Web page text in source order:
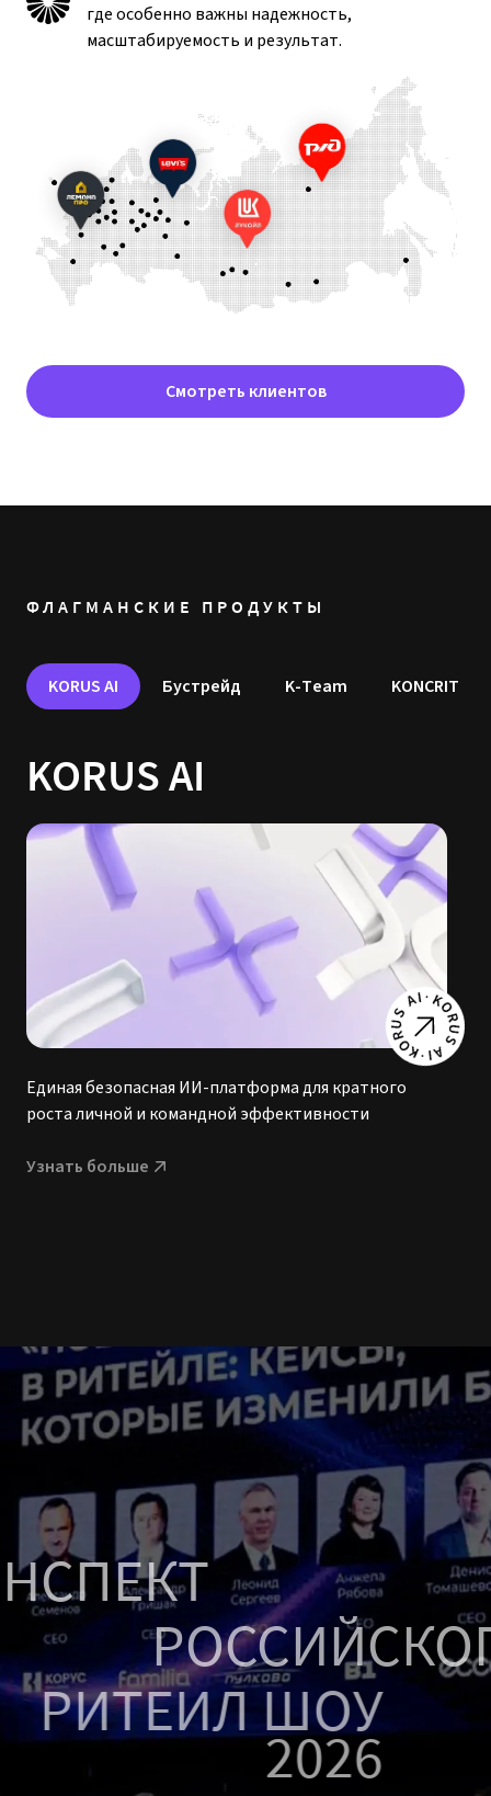
где особенно важны надежность,
масштабируемость и результат.
Смотреть клиентов
ФЛАГМАНСКИЕ ПРОДУКТЫ
KORUS AI Бустрейд K-Team KONCRIT
Единая безопасная ИИ-платформа для кратного
роста личной и командной эффективности
Узнать больше
KORUS AI
РИТЕИЛ ШОУ
2026